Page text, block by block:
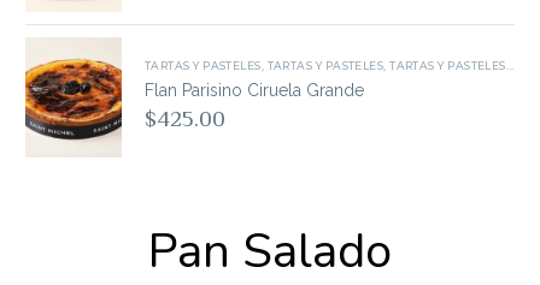
TARTAS Y PASTELES, TARTAS Y PASTELES,TARTAS Y PASTELES,
Flan Parisino Ciruela Grande
$425.00
Pan Salado